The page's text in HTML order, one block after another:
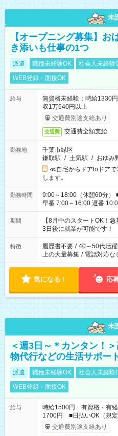
未
【オープニング募集】お
き添いも仕事の1つ
派遣 職種未経験OK 社会人未経験
WEB登録・面接OK
給与
無資格未経験：時給
収1万640円以上
交通費別途支給あり
交通費 交通費全額支給
勤務地
千葉市緑区
鎌取駅 / 土気駅 / おゆみ
≪自宅からドアtoドア
します。
勤務時間
9:00～18:00（休憩60分） ■ご希望があれば下記シフトもOK！
早番 7:00～16:00 遅番 10:00
と休みを合わせたい」 「
「できれば残業はしたく
ね。 ※Wワーク希望の方へ 今ご覧のお仕事で希望する勤務時間
と、もう1つのお仕事の勤
合は応募できません。
期間
【8月中のスタートOK！
3日後に就業が可能です！
特徴 履歴書不要 / 40～50代活
上の大量募集 / 電話対応な
気になる！ 応
未
＜週3日～＊カンタン！
物代行などの生活サポー
派遣 職種未経験OK 社会人未経験
WEB登録・面接OK
給与
時給1500円 有資格・有
1700円 ■日払いOK（規
交通費別途支給あり